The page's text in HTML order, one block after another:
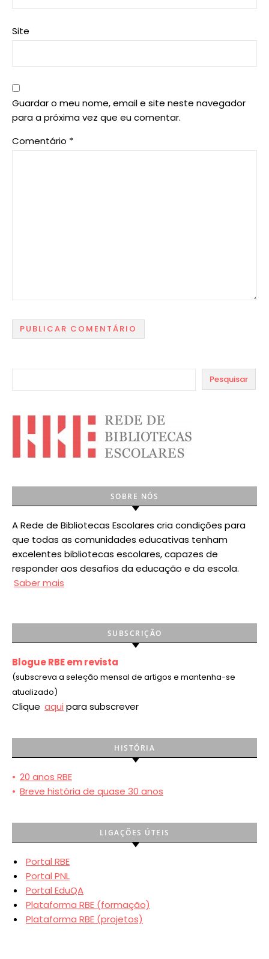
Site
Guardar o meu nome, email e site neste navegador
para a próxima vez que eu comentar.
Comentário *
Pesquisar
SOBRE NÓS
A Rede de Bibliotecas Escolares cria condições para
que todas as comunidades educativas tenham
excelentes bibliotecas escolares, capazes de
responder aos desafios da educação e da escola.
Saber mais
SUBSCRIÇÃO
Blogue RBE em revista
(subscreva a seleção mensal de artigos e mantenha-se
atualizado)
Clique aqui para subscrever
HISTÓRIA
• 20 anos RBE
• Breve história de quase 30 anos
LIGAÇÕES ÚTEIS
Portal RBE
Portal PNL
Portal EduQA
Plataforma RBE (formação)
Plataforma RBE (projetos)